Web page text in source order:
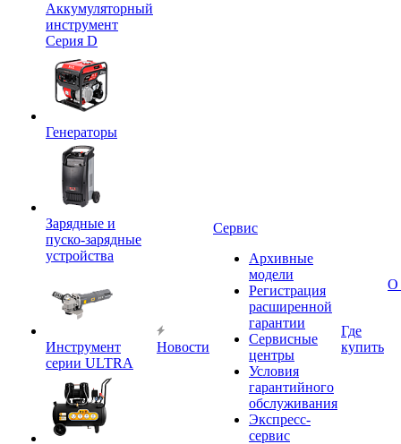
Аккумуляторный
инструмент
Серия D
Генераторы
Зарядные и
пуско-зарядные
устройства
Инструмент
серии ULTRA
Новости
Сервис
Архивные
модели
Регистрация
расширенной
гарантии
Сервисные
центры
Условия
гарантийного
обслуживания
Экспресс-
сервис
Где
купить
О